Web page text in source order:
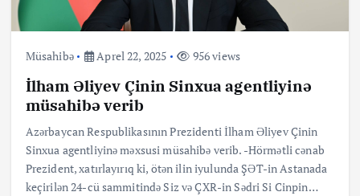
Müsahibə Aprel 22, 2025 956 views
İlham Əliyev Çinin Sinxua agentliyinə
müsahibə verib
Azərbaycan Respublikasının Prezidenti İlham Əliyev Çinin
Sinxua agentliyinə məxsusi müsahibə verib. -Hörmətli cənab
Prezident, xatırlayırıq ki, ötən ilin iyulunda ŞƏT-in Astanada
keçirilən 24-cü sammitində Siz və ÇXR-in Sədri Si Cinpin…